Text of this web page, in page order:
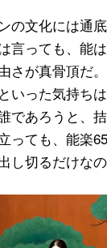
の文化には通
言っても、能
さが真骨頂だ
いった気持ち
であろうと、
っても、能楽
し切るだけなの